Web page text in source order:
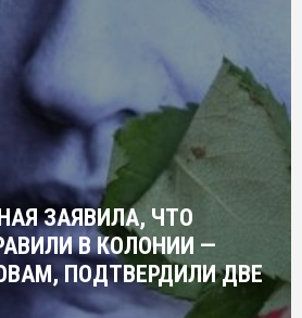
ЗАЯВИЛА, ЧТО
В КОЛОНИИ —
ПОДТВЕРДИЛИ ДВЕ